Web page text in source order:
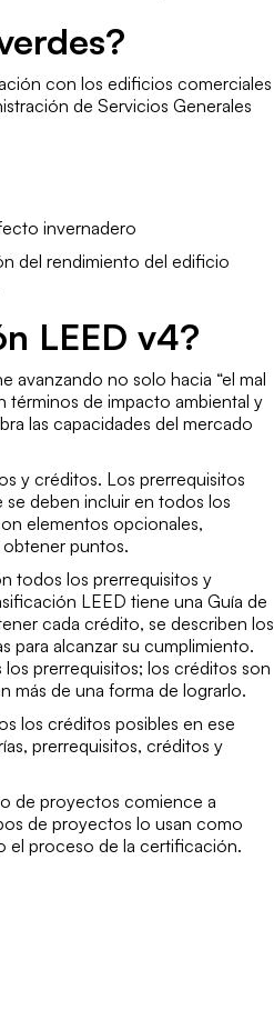
con los edificios comerciales
de Servicios Generales
invernadero
del rendimiento del edificio
LEED v4?
avanzando no solo hacia “el mal
términos de impacto ambiental y
las capacidades del mercado
y créditos. Los prerrequisitos
deben incluir en todos los
elementos opcionales,
puntos.
todos los prerrequisitos y
LEED tiene una Guía de
cada crédito, se describen los
para alcanzar su cumplimiento.
prerrequisitos; los créditos son
más de una forma de lograrlo.
los créditos posibles en ese
prerrequisitos, créditos y
de proyectos comience a
de proyectos lo usan como
el proceso de la certificación.